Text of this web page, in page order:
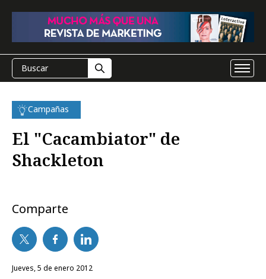
Campañas
El "Cacambiator" de
Shackleton
Comparte
jueves, 5 de enero 2012